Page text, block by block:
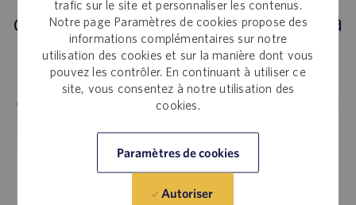
trafic sur le site et personnaliser les contenus.
Notre page Paramètres de cookies propose des
informations complémentaires sur notre
utilisation des cookies et sur la manière dont vous
pouvez les contrôler. En continuant à utiliser ce
site, vous consentez à notre utilisation des
cookies.
Paramètres de cookies
Autoriser
domaine de la qualité &amp; de la
réglementation ?